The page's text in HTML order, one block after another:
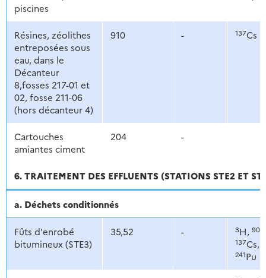
piscines
Résines, zéolithes
entreposées sous
eau, dans le
Décanteur
8,fosses 217-01 et
02, fosse 211-06
(hors décanteur 4)
910 - 137Cs
Cartouches
amiantes ciment
204 -
6. TRAITEMENT DES EFFLUENTS (STATIONS STE2 ET
a. Déchets conditionnés
Fûts d'enrobé
bitumineux (STE3)
35,52 - 3H, 90
137Cs,
241Pu